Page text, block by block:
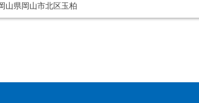
山県岡山市北区玉柏